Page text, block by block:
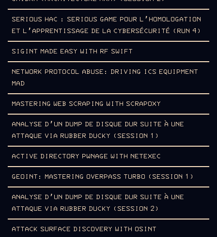
SERIOUS HAC : SERIOUS GAME POUR L’HOMOLOGATION
ET L’APPRENTISSAGE DE LA CYBERSÉCURITÉ (RUN 4)
SIGINT MADE EASY WITH RF SWIFT
NETWORK PROTOCOL ABUSE: DRIVING ICS EQUIPMENT
MAD
MASTERING WEB SCRAPING WITH SCRAPOXY
ANALYSE D’UN DUMP DE DISQUE DUR SUITE À UNE
ATTAQUE VIA RUBBER DUCKY (SESSION 1)
ACTIVE DIRECTORY PWNAGE WITH NETEXEC
GEOINT: MASTERING OVERPASS TURBO (SESSION 1)
ANALYSE D’UN DUMP DE DISQUE DUR SUITE À UNE
ATTAQUE VIA RUBBER DUCKY (SESSION 2)
ATTACK SURFACE DISCOVERY WITH OSINT